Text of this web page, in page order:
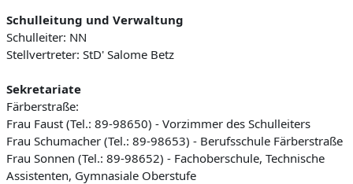
Schulleitung und Verwaltung
Schulleiter: NN
Stellvertreter: StD' Salome Betz
Sekretariate
Färberstraße:
Frau Faust (Tel.: 89-98650) - Vorzimmer des Schulleiters
Frau Schumacher (Tel.: 89-98653) - Berufsschule Färberstraße
Frau Sonnen (Tel.: 89-98652) - Fachoberschule, Technische
Assistenten, Gymnasiale Oberstufe